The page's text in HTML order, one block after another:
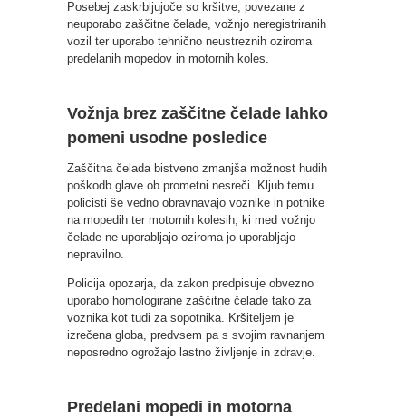
Posebej zaskrbljujoče so kršitve, povezane z
neuporabo zaščitne čelade, vožnjo neregistriranih
vozil ter uporabo tehnično neustreznih oziroma
predelanih mopedov in motornih koles.
Vožnja brez zaščitne čelade lahko
pomeni usodne posledice
Zaščitna čelada bistveno zmanjša možnost hudih
poškodb glave ob prometni nesreči. Kljub temu
policisti še vedno obravnavajo voznike in potnike
na mopedih ter motornih kolesih, ki med vožnjo
čelade ne uporabljajo oziroma jo uporabljajo
nepravilno.
Policija opozarja, da zakon predpisuje obvezno
uporabo homologirane zaščitne čelade tako za
voznika kot tudi za sopotnika. Kršiteljem je
izrečena globa, predvsem pa s svojim ravnanjem
neposredno ogrožajo lastno življenje in zdravje.
Predelani mopedi in motorna